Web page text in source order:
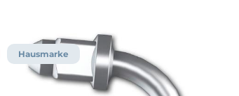
Hausmarke